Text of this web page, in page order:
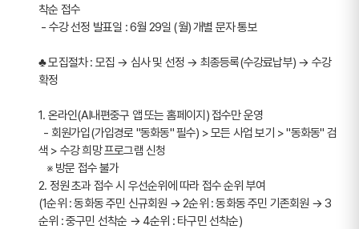
착순 접수
- 수강 선정 발표일 : 6월 29일 (월) 개별 문자 통보
♣ 모집절차 : 모집 → 심사 및 선정 → 최종등록(수강료납부) → 수강
확정
1. 온라인(AI내편중구 앱 또는 홈페이지) 접수만 운영
색 > 수강 희망 프로그램 신청
   ※ 방문 접수 불가
2. 정원 초과 접수 시 우선순위에 따라 접수 순위 부여
(1순위 : 동화동 주민 신규회원 → 2순위 : 동화동 주민 기존회원 → 3
순위 : 중구민 선착순 → 4순위 : 타구민 선착순)